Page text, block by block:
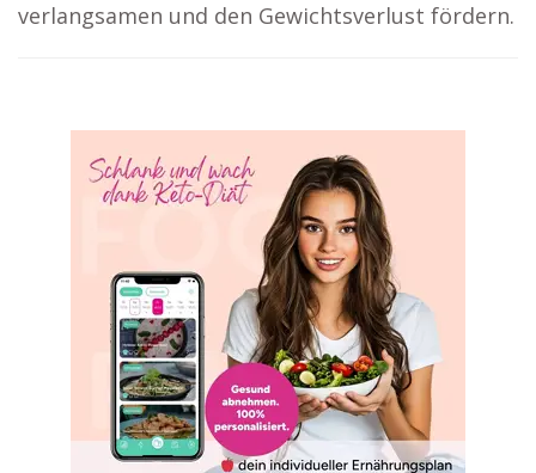
verlangsamen und den Gewichtsverlust fördern.